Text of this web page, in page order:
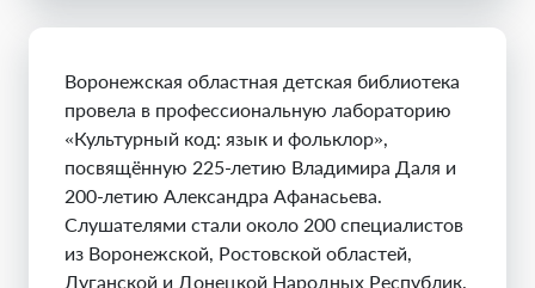
Воронежская областная детская библиотека
провела в профессиональную лабораторию
«Культурный код: язык и фольклор»,
посвящённую 225-летию Владимира Даля и
200-летию Александра Афанасьева.
Слушателями стали около 200 специалистов
из Воронежской, Ростовской областей,
Луганской и Донецкой Народных Республик.